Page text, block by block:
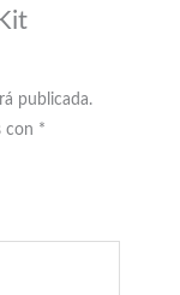
publicada.
con *